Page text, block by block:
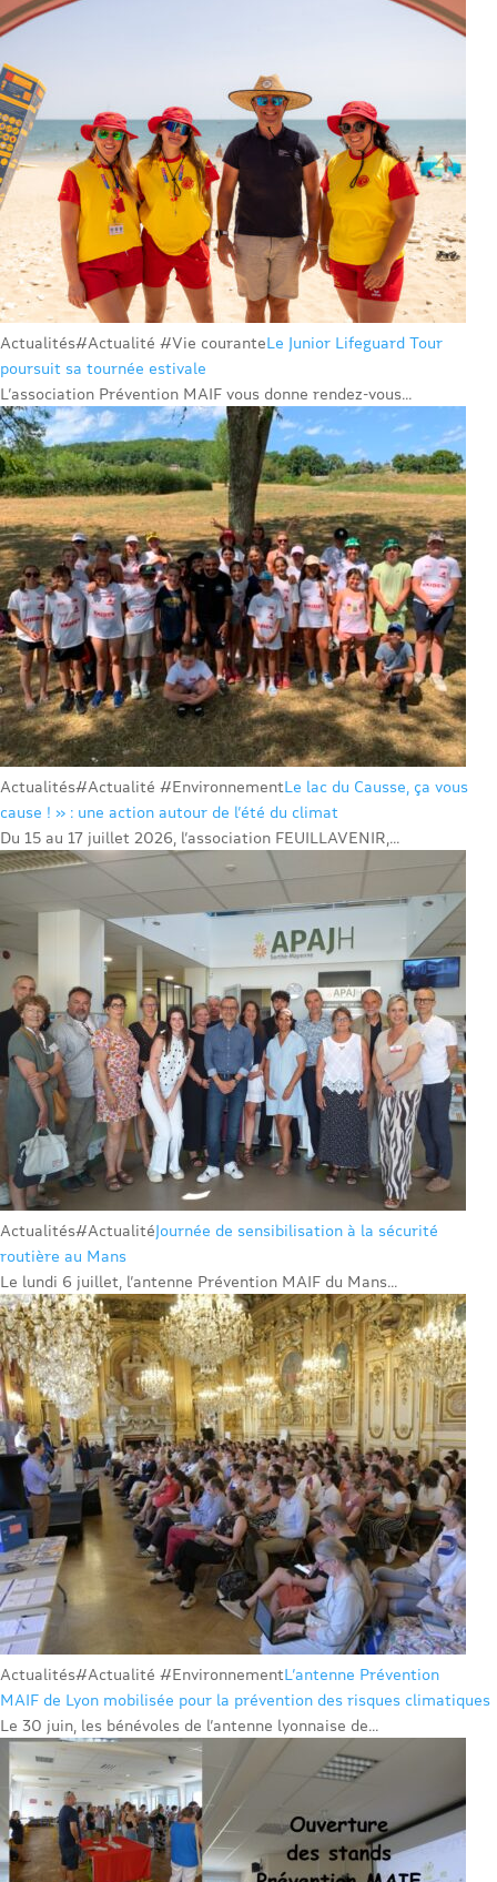
Actualités#Actualité #Vie couranteLe Junior Lifeguard Tour
poursuit sa tournée estivale
L’association Prévention MAIF vous donne rendez-vous...
Actualités#Actualité #EnvironnementLe lac du Causse, ça vous
cause ! » : une action autour de l’été du climat
Du 15 au 17 juillet 2026, l’association FEUILLAVENIR,...
Actualités#ActualitéJournée de sensibilisation à la sécurité
routière au Mans
Le lundi 6 juillet, l’antenne Prévention MAIF du Mans...
Actualités#Actualité #EnvironnementL’antenne Prévention
MAIF de Lyon mobilisée pour la prévention des risques climatiques
Le 30 juin, les bénévoles de l’antenne lyonnaise de...